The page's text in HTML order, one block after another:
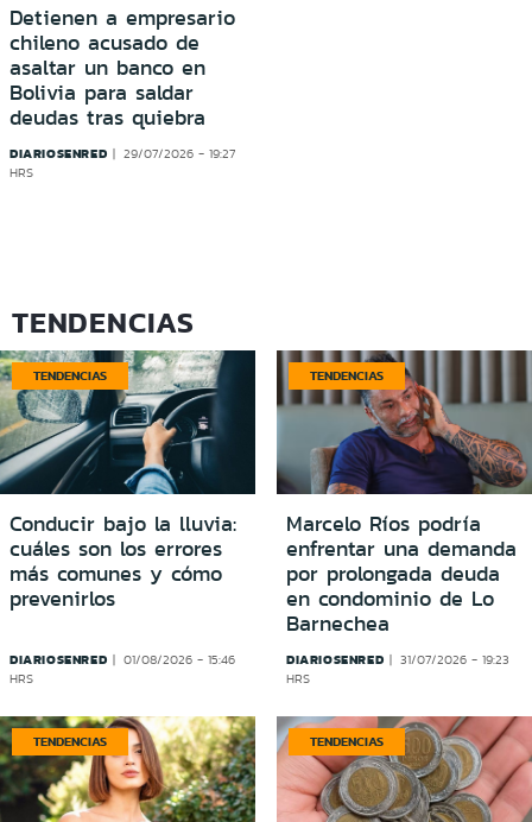
Detienen a empresario
chileno acusado de
asaltar un banco en
Bolivia para saldar
deudas tras quiebra
DIARIOSENRED
29/07/2026 - 19:27
HRS
TENDENCIAS
TENDENCIAS
Conducir bajo la lluvia:
cuáles son los errores
más comunes y cómo
prevenirlos
DIARIOSENRED
01/08/2026 - 15:46
HRS
TENDENCIAS
Marcelo Ríos podría
enfrentar una demanda
por prolongada deuda
en condominio de Lo
Barnechea
DIARIOSENRED
31/07/2026 - 19:23
HRS
TENDENCIAS TENDENCIAS